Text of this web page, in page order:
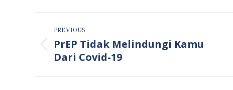
POST
NAVIGATION
PREVIOUS
Previous
post:
PrEP Tidak Melindungi Kamu
Dari Covid-19